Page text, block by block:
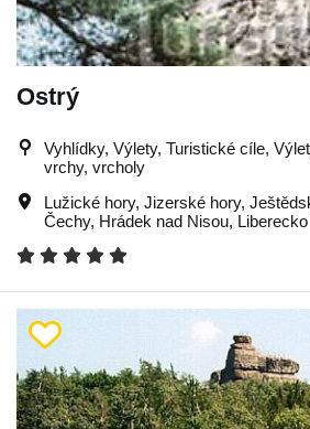
Ostrý
Vyhlídky, Výlety, Turistické cíle,
vrchy, vrcholy
Lužické hory, Jizerské hory,
Čechy, Hrádek nad Nisou, Liberecko